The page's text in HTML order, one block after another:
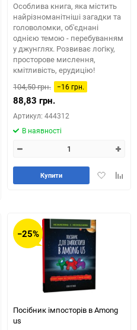
Особлива книга, яка містить
найрізноманітніші загадки та
головоломки, об'єднані
однією темою - перебуванням
у джунглях. Розвиває логіку,
просторове мислення,
кмітливість, ерудицію!
104,50 грн.
−16 грн.
88,83 грн.
Артикул: 444312
В наявності
Додати
Купити
−25%
Посібник імпосторів в Among
us